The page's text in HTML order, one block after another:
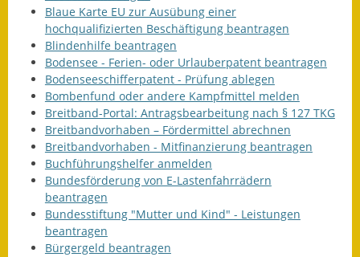
Blaue Karte EU zur Ausübung einer
hochqualifizierten Beschäftigung beantragen
Blindenhilfe beantragen
Bodensee - Ferien- oder Urlauberpatent beantragen
Bodenseeschifferpatent - Prüfung ablegen
Bombenfund oder andere Kampfmittel melden
Breitband-Portal: Antragsbearbeitung nach § 127 TKG
Breitbandvorhaben – Fördermittel abrechnen
Breitbandvorhaben - Mitfinanzierung beantragen
Buchführungshelfer anmelden
Bundesförderung von E-Lastenfahrrädern
beantragen
Bundesstiftung "Mutter und Kind" - Leistungen
beantragen
Bürgergeld beantragen